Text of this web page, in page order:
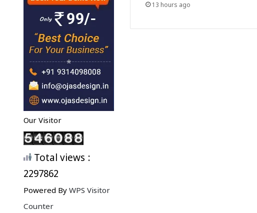
Our Visitor
Total views :
2297862
Powered By WPS Visitor
Counter
13 hours ago